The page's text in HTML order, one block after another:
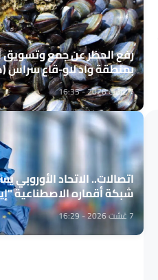
رفع الحظر عن جمع وتسويق
بمنطقة واد لاو-قاع سراس
7 غشت 2026 - 16:35
اتصالات.. الاتحاد الأوروبي
شبكة أقماره الاصطناعية
7 غشت 2026 - 16:29